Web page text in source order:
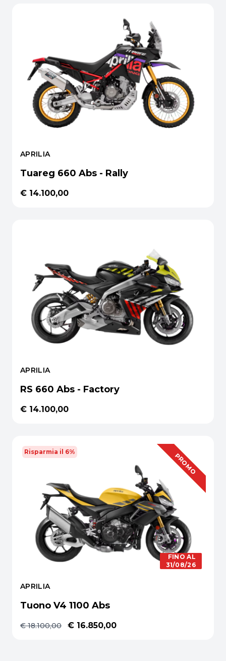
APRILIA
Tuareg 660 Abs - Rally
€ 14.100,00
APRILIA
RS 660 Abs - Factory
€ 14.100,00
OFFERTA
PROMO
FINO AL
31/08/26
Risparmia il 6%
APRILIA
Tuono V4 1100 Abs
€ 18.100,00 € 16.850,00